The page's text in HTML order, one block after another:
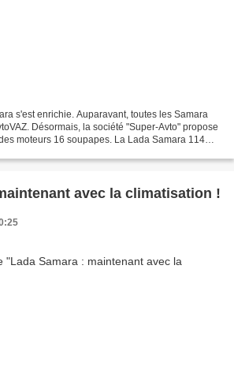
s'est enrichie. Auparavant, toutes les Samara
Désormais, la société "Super-Avto" propose
moteurs 16 soupapes. La Lada Samara 114
avec la climatisation !